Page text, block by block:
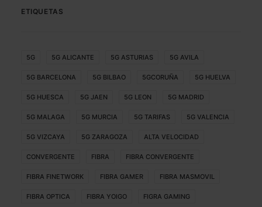
ETIQUETAS
5G 5G ALICANTE 5G ASTURIAS 5G AVILA
5G BARCELONA 5G BILBAO 5GCORUÑA 5G HUELVA
5G HUESCA 5G JAEN 5G LEON 5G MADRID
5G MALAGA 5G MURCIA 5G TARIFAS 5G VALENCIA
5G VIZCAYA 5G ZARAGOZA ALTA VELOCIDAD
CONVERGENTE FIBRA FIBRA CONVERGENTE
FIBRA FINETWORK FIBRA GAMER FIBRA MASMOVIL
FIBRA OPTICA FIBRA YOIGO FIGRA GAMING